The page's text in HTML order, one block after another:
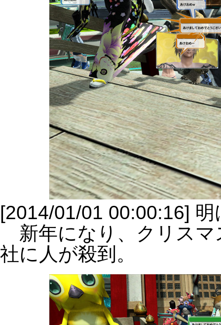
[2014/01/01 00:00:16]
新年になり、クリスマ
社に人が殺到。